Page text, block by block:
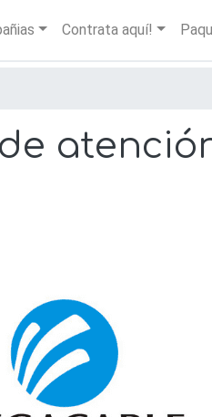
navigation
Contrata aquí!